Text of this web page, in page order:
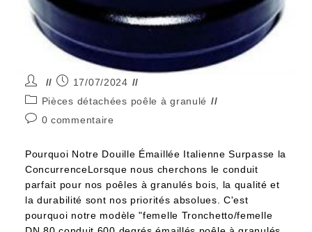
17/07/2024
Pièces détachées poêle à granulé
0 commentaire
Pourquoi Notre Douille Émaillée Italienne Surpasse la
ConcurrenceLorsque nous cherchons le conduit
parfait pour nos poêles à granulés bois, la qualité et
la durabilité sont nos priorités absolues. C'est
pourquoi notre modèle "femelle Tronchetto/femelle